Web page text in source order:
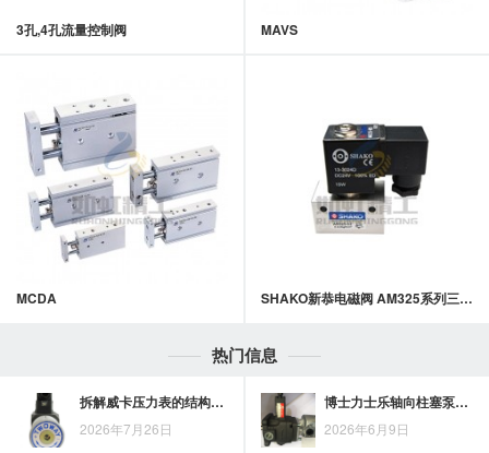
3孔,4孔流量控制阀 MAVS
MCDA SHAKO新恭电磁阀 AM325系列三口二位直动式电磁阀
热门信息
拆解威卡压力表的结构组成：表壳、弹簧管、机芯、指针与接口的作用
2026年7月26日
博士力士乐轴向柱塞泵入门认知：结构原理与应用场景梳理
2026年6月9日